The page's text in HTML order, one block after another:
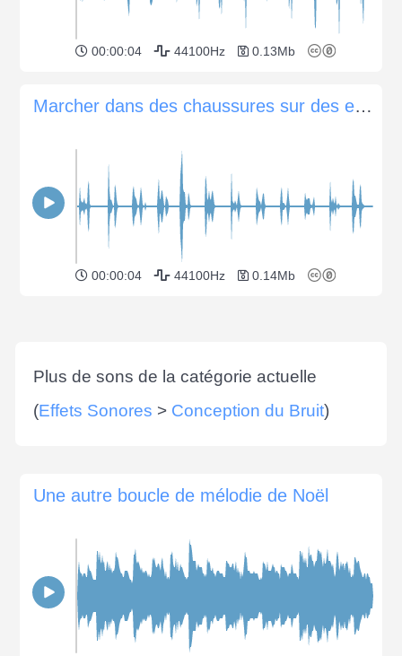
00:00:04 44100Hz 0.13Mb
Marcher dans des chaussures sur des escaliers en béton
00:00:04 44100Hz 0.14Mb
Plus de sons de la catégorie actuelle
(Effets Sonores > Conception du Bruit)
Une autre boucle de mélodie de Noël